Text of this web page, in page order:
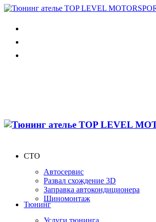
СТО
Автосервис
Развал схождение 3D
Заправка автокондиционера
Шиномонтаж
Тюнинг